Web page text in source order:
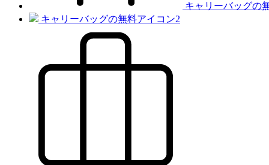
キャリーバッグの
キャリーバッグの無料アイコン2